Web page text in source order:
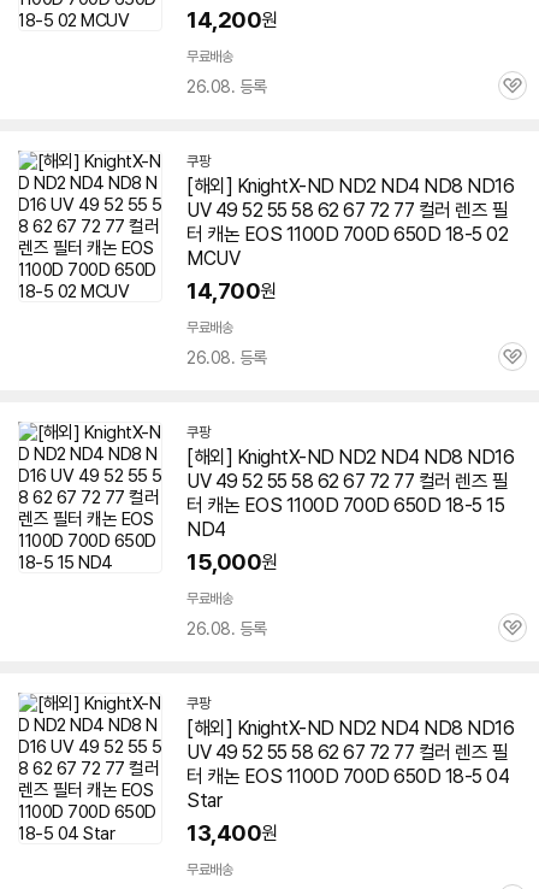
14,200원
무료배송
26.08. 등록
관
쿠팡
[해외] KnightX-ND ND2 ND4 ND8 ND16
UV 49 52 55 58 62 67 72 77 컬러 렌즈 필
터 캐논 EOS 1100D 700D 650D 18-5 02
MCUV
14,700원
무료배송
26.08. 등록
관
쿠팡
[해외] KnightX-ND ND2 ND4 ND8 ND16
UV 49 52 55 58 62 67 72 77 컬러 렌즈 필
터 캐논 EOS 1100D 700D 650D 18-5 15
ND4
15,000원
무료배송
26.08. 등록
관
쿠팡
[해외] KnightX-ND ND2 ND4 ND8 ND16
UV 49 52 55 58 62 67 72 77 컬러 렌즈 필
터 캐논 EOS 1100D 700D 650D 18-5 04
Star
13,400원
무료배송